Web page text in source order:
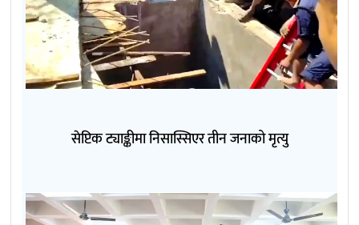
सेप्टिक ट्याङ्कीमा निसास्सिएर तीन जनाको मृत्यु